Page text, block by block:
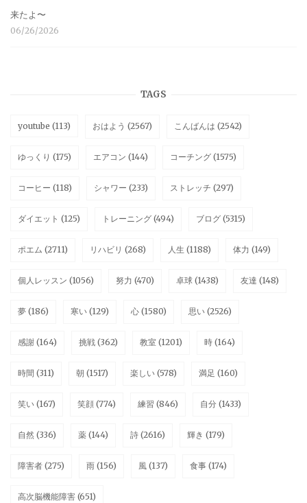
来たよ〜
06/26/2026
TAGS
youtube (113) おはよう (2567) こんばんは (2542)
ゆっくり (175) エアコン (144) コーチング (1575)
コーヒー (118) シャワー (233) ストレッチ (297)
ダイエット (125) トレーニング (494) ブログ (5315)
ポエム (2711) リハビリ (268) 人生 (1188) 体力 (149)
個人レッスン (1056) 努力 (470) 卓球 (1438) 友達 (148)
夢 (186) 寒い (129) 心 (1580) 思い (2526)
感謝 (164) 挑戦 (362) 教室 (1201) 時 (164)
時間 (311) 朝 (1517) 楽しい (578) 満足 (160)
笑い (167) 笑顔 (774) 練習 (846) 自分 (1433)
自然 (336) 薬 (144) 詩 (2616) 輝き (179)
障害者 (275) 雨 (156) 風 (137) 食事 (174)
高次脳機能障害 (651)